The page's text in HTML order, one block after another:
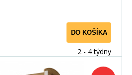
DO KOŠÍKA
2 - 4 týdny